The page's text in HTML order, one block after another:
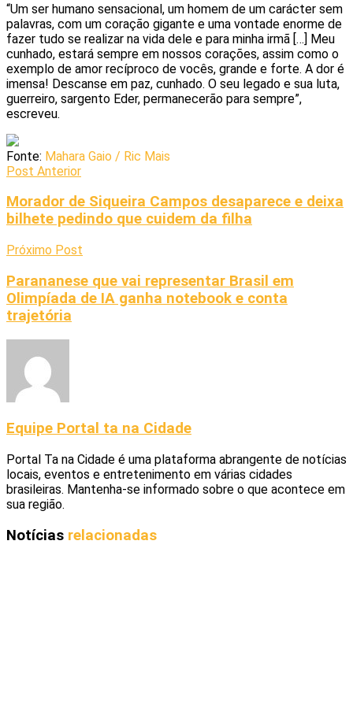
“Um ser humano sensacional, um homem de um carácter sem
palavras, com um coração gigante e uma vontade enorme de
fazer tudo se realizar na vida dele e para minha irmã […] Meu
cunhado, estará sempre em nossos corações, assim como o
exemplo de amor recíproco de vocês, grande e forte. A dor é
imensa! Descanse em paz, cunhado. O seu legado e sua luta,
guerreiro, sargento Eder, permanecerão para sempre”,
escreveu.
Fonte: Mahara Gaio / Ric Mais
Post Anterior
Morador de Siqueira Campos desaparece e deixa
bilhete pedindo que cuidem da filha
Próximo Post
Parananese que vai representar Brasil em
Olimpíada de IA ganha notebook e conta
trajetória
Equipe Portal ta na Cidade
Portal Ta na Cidade é uma plataforma abrangente de notícias
locais, eventos e entretenimento em várias cidades
brasileiras. Mantenha-se informado sobre o que acontece em
sua região.
Notícias relacionadas